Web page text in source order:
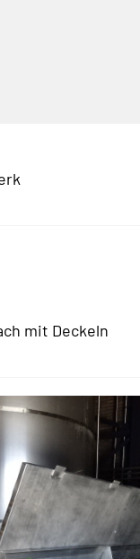
mit Deckeln